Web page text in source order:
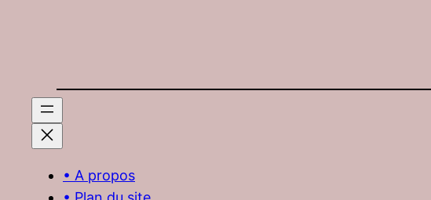
• A propos